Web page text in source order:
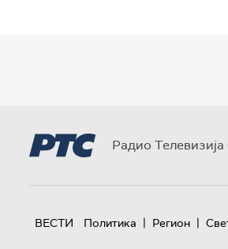
Радио Телевизија
ВЕСТИ Политика | Регион |